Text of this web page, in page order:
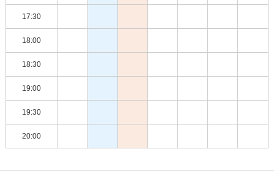
17:30
18:00
18:30
19:00
19:30
20:00